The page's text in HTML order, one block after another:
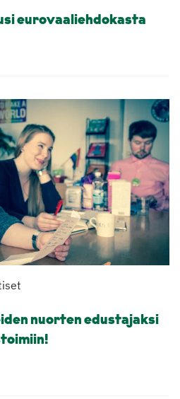
eurovaaliehdokasta
nuorten edustajaksi